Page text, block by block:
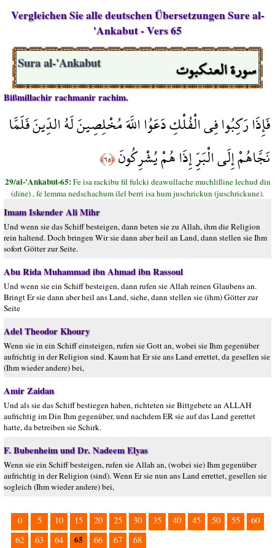
Vergleichen Sie alle deutschen Übersetzungen Sure al-
'Ankabut - Vers 65
سورة العنكبوت Sura al-'Ankabut
Bißmillachir rachmanir rachim.
فَإِذَا رَكِبُوا فِي الْفُلْكِ دَعَوُا اللَّهَ مُخْلِصِينَ لَهُ الدِّينَ فَلَمَّا
نَجَّاهُمْ إِلَى الْبَرِّ إِذَا هُمْ يُشْرِكُونَ﴿٦٥﴾
29/al-'Ankabut-65:Fe isa rackibu fil fulcki deawullache muchlißine lechud din
(dine) , fe lemma nedschachum ilel berri isa hum juschrickun (juschrickune).
Imam Iskender Ali Mihr
Und wenn sie das Schiff besteigen, dann beten sie zu Allah, ihm die Religion
rein haltend. Doch bringen Wir sie dann aber heil an Land, dann stellen sie Ihm
sofort Götter zur Seite.
Abu Rida Muhammad ibn Ahmad ibn Rassoul
Und wenn sie ein Schiff besteigen, dann rufen sie Allah reinen Glaubens an.
Bringt Er sie dann aber heil ans Land, siehe, dann stellen sie (ihm) Götter zur
Seite
Adel Theodor Khoury
Wenn sie in ein Schiff einsteigen, rufen sie Gott an, wobei sie Ihm gegenüber
aufrichtig in der Religion sind. Kaum hat Er sie ans Land errettet, da gesellen sie
(Ihm wieder andere) bei,
Amir Zaidan
Und als sie das Schiff bestiegen haben, richteten sie Bittgebete an ALLAH
aufrichtig im Din Ihm gegenüber, und nachdem ER sie auf das Land gerettet
hatte, da betreiben sie Schirk.
F. Bubenheim und Dr. Nadeem Elyas
Wenn sie ein Schiff besteigen, rufen sie Allah an, (wobei sie) Ihm gegenüber
aufrichtig in der Religion (sind). Wenn Er sie nun ans Land errettet, gesellen sie
sogleich (Ihm wieder andere) bei,
0 5 10 15 20 25 30 35 40 45 50 55
60
62
63 64 65 66 67 68